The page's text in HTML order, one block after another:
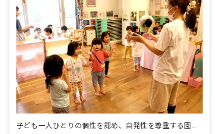
子ども一人ひとりの個性を認め、自発性を尊重する園で、笑顔を育みませんか